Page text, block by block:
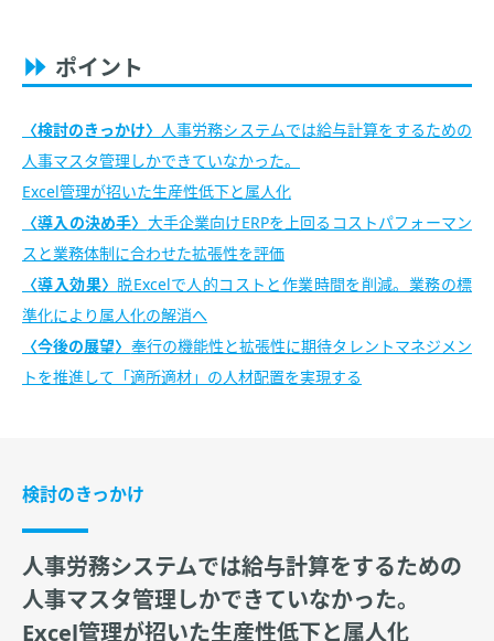
ポイント
検討のきっかけ
人事労務システムでは給与計算をするための
人事マスタ管理しかできていなかった。
Excel管理が招いた生産性低下と属人化
導入の決め手
大手企業向けERPを上回るコストパフォーマン
スと業務体制に合わせた拡張性を評価
導入効果
脱Excelで人的コストと作業時間を削減。業務の標
準化により属人化の解消へ
今後の展望
奉行の機能性と拡張性に期待タレントマネジメン
トを推進して「適所適材」の人材配置を実現する
検討のきっかけ
人事労務システムでは給与計算をするための
人事マスタ管理しかできていなかった。
Excel管理が招いた生産性低下と属人化